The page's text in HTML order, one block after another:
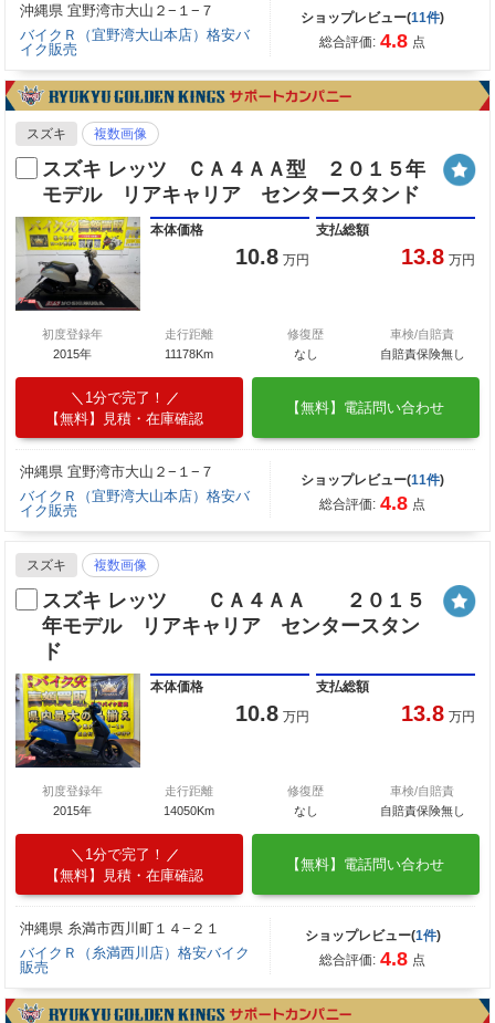
沖縄県 宜野湾市大山２−１−７
バイクＲ（宜野湾大山本店）格安バ
イク販売
ショップレビュー(11件)
総合評価: 4.8 点
スズキ 複数画像
スズキ レッツ ＣＡ４ＡＡ型 ２０１５年
モデル リアキャリア センタースタンド
本体価格
10.8 万円
支払総額
13.8 万円
初度登録年
2015年
走行距離
11178Km
修復歴
なし
車検/自賠責
自賠責保険無し
1分で完了！
【無料】見積・在庫確認
【無料】電話問い合わせ
沖縄県 宜野湾市大山２−１−７
バイクＲ（宜野湾大山本店）格安バ
イク販売
ショップレビュー(11件)
総合評価: 4.8 点
スズキ 複数画像
スズキ レッツ ＣＡ４ＡＡ ２０１５
年モデル リアキャリア センタースタン
ド
本体価格
10.8 万円
支払総額
13.8 万円
初度登録年
2015年
走行距離
14050Km
修復歴
なし
車検/自賠責
自賠責保険無し
1分で完了！
【無料】見積・在庫確認
【無料】電話問い合わせ
沖縄県 糸満市西川町１４−２１
バイクＲ（糸満西川店）格安バイク
販売
ショップレビュー(1件)
総合評価: 4.8 点